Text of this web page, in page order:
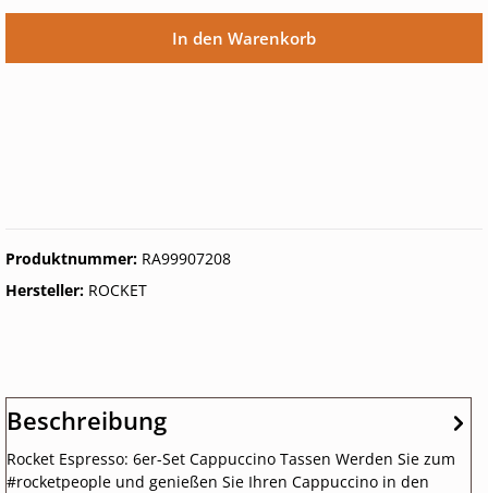
In den Warenkorb
Produktnummer: RA99907208
Hersteller: ROCKET
Beschreibung
Rocket Espresso: 6er-Set Cappuccino Tassen Werden Sie zum
#rocketpeople und genießen Sie Ihren Cappuccino in den